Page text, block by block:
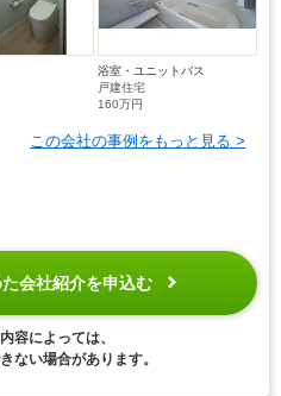
浴室・ユニットバス
戸建住宅
160万円
この会社の事例をもっと見る >
会社紹介を申込む
容によっては、
ない場合があります。